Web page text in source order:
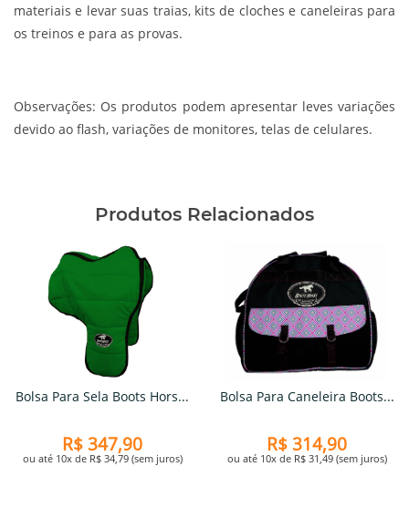
materiais e levar suas traias, kits de cloches e caneleiras para
os treinos e para as provas.
Observações: Os produtos podem apresentar leves variações
devido ao flash, variações de monitores, telas de celulares.
Produtos Relacionados
Bolsa Para Sela Boots Hors...
R$ 347,90
ou até 10x de R$ 34,79 (sem juros)
Bolsa Para Caneleira Boots...
R$ 314,90
ou até 10x de R$ 31,49 (sem juros)